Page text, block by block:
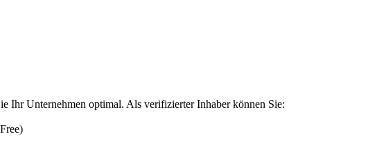
Ihr Unternehmen optimal. Als verifizierter Inhaber können Sie: